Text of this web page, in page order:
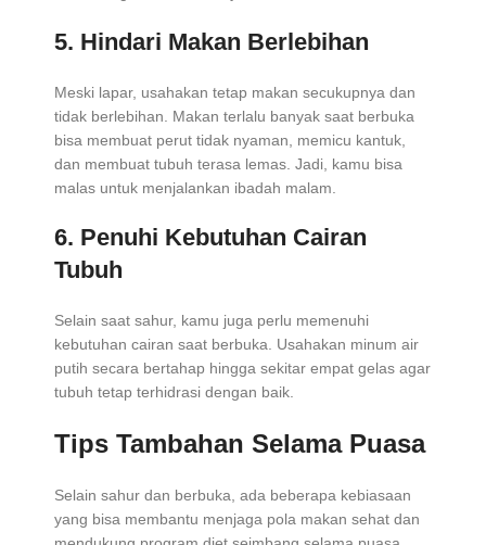
5. Hindari Makan Berlebihan
Meski lapar, usahakan tetap makan secukupnya dan
tidak berlebihan. Makan terlalu banyak saat berbuka
bisa membuat perut tidak nyaman, memicu kantuk,
dan membuat tubuh terasa lemas. Jadi, kamu bisa
malas untuk menjalankan ibadah malam.
6. Penuhi Kebutuhan Cairan
Tubuh
Selain saat sahur, kamu juga perlu memenuhi
kebutuhan cairan saat berbuka. Usahakan minum air
putih secara bertahap hingga sekitar empat gelas agar
tubuh tetap terhidrasi dengan baik.
Tips Tambahan Selama Puasa
Selain sahur dan berbuka, ada beberapa kebiasaan
yang bisa membantu menjaga pola makan sehat dan